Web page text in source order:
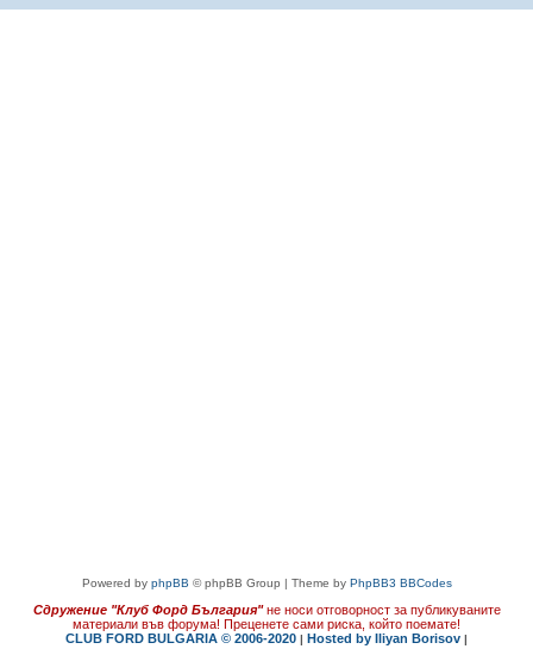
Powered by phpBB © phpBB Group | Theme by PhpBB3 BBCodes
Сдружение "Клуб Форд България" не носи отговорност за публикуваните
материали във форума! Преценете сами риска, който поемате!
CLUB FORD BULGARIA © 2006-2020 | Hosted by Iliyan Borisov |